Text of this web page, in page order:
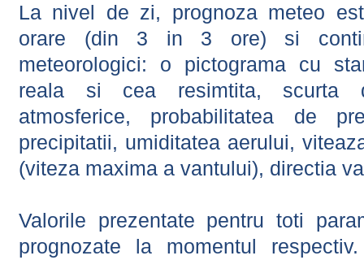
La nivel de zi, prognoza meteo
orare (din 3 in 3 ore) si
meteorologici: o pictograma cu
reala si cea resimtita, scurta
atmosferice, probabilitatea de
precipitatii, umiditatea aerului,
(viteza maxima a vantului), directia
Valorile prezentate pentru toti
prognozate la momentul